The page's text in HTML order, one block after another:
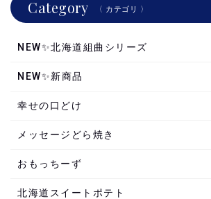
Category 〈 カテゴリ 〉
NEW✨北海道組曲シリーズ
NEW✨新商品
幸せの口どけ
メッセージどら焼き
おもっちーず
北海道スイートポテト